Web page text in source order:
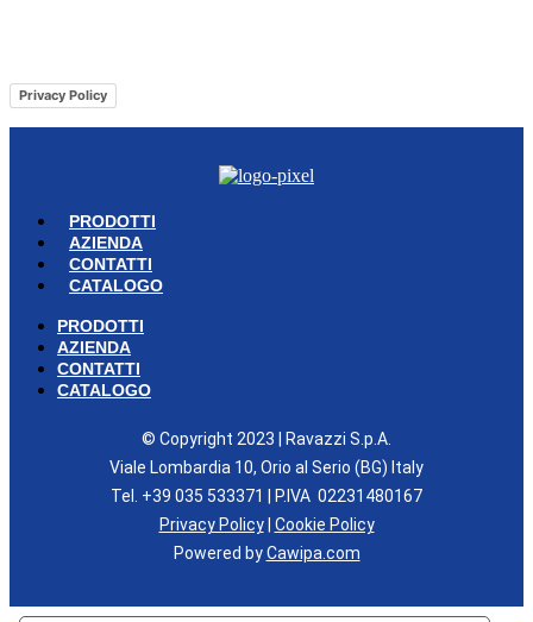
Privacy Policy
PRODOTTI
AZIENDA
CONTATTI
CATALOGO
PRODOTTI
AZIENDA
CONTATTI
CATALOGO
© Copyright 2023 | Ravazzi S.p.A.
Viale Lombardia 10, Orio al Serio (BG) Italy
Tel. +39 035 533371 | P.IVA 02231480167
Privacy Policy| Cookie Policy
Powered byCawipa.com